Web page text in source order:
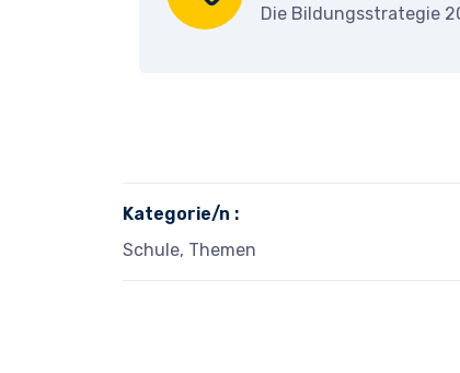
Die Bildungsstrategie
Kategorie/n :
Schule, Themen